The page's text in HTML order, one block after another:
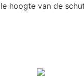
hoogte van de